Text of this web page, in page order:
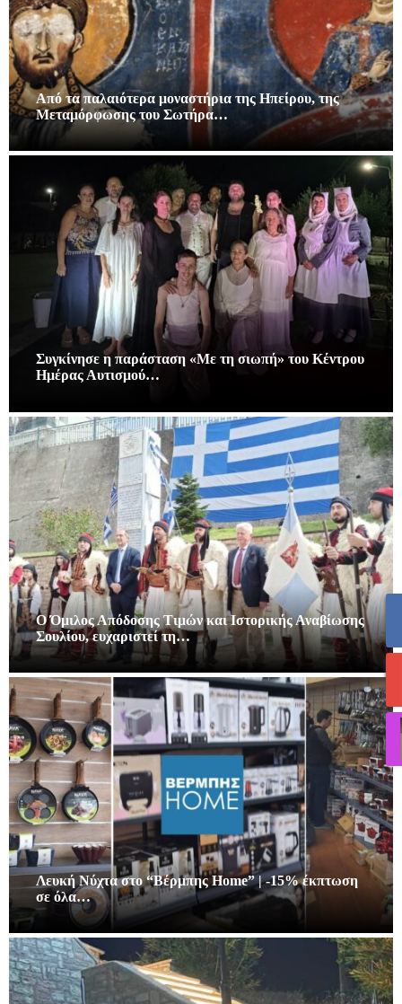
Από τα παλαιότερα μοναστήρια της Ηπείρου, της
Μεταμόρφωσης του Σωτήρα…
Συγκίνησε η παράσταση «Με τη σιωπή» του Κέντρου
Ημέρας Αυτισμού…
Ο Όμιλος Απόδοσης Τιμών και Ιστορικής Αναβίωσης
Σουλίου, ευχαριστεί τη…
Λευκή Νύχτα στο “Βέρμπης Home” | -15% έκπτωση
σε όλα…